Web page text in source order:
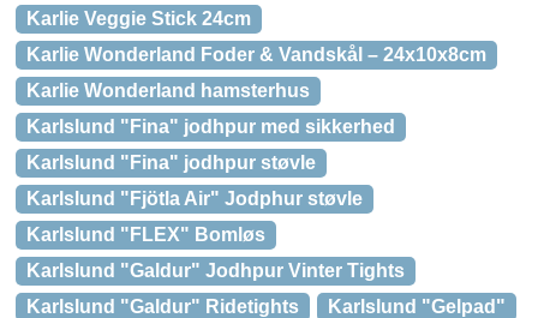
Karlie Veggie Stick 24cm
Karlie Wonderland Foder & Vandskål – 24x10x8cm
Karlie Wonderland hamsterhus
Karlslund "Fina" jodhpur med sikkerhed
Karlslund "Fina" jodhpur støvle
Karlslund "Fjötla Air" Jodphur støvle
Karlslund "FLEX" Bomløs
Karlslund "Galdur" Jodhpur Vinter Tights
Karlslund "Galdur" Ridetights
Karlslund "Gelpad"